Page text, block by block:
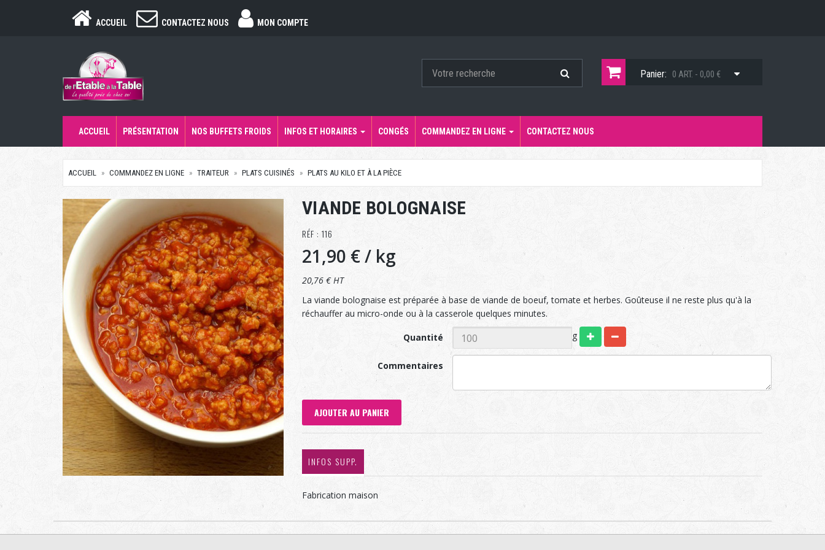
ACCUEIL CONTACTEZ NOUS MON COMPTE
Panier: 0 ART. - 0,00 €
ACCUEIL PRÉSENTATION NOS BUFFETS FROIDS INFOS ET HORAIRES CONGÉS COMMANDEZ EN LIGNE CONTACTEZ NOUS
ACCUEIL COMMANDEZ EN LIGNE TRAITEUR PLATS CUISINÉS PLATS AU KILO ET À LA PIÈCE
VIANDE BOLOGNAISE
RÉF : 116
21,90 €/ kg
20,76 € HT
La viande bolognaise est préparée à base de viande de boeuf, tomate et herbes. Goûteuse il ne reste plus qu'à la
réchauffer au micro-onde ou à la casserole quelques minutes.
Quantité g
Commentaires
AJOUTER AU PANIER
INFOS SUPP.
Fabrication maison